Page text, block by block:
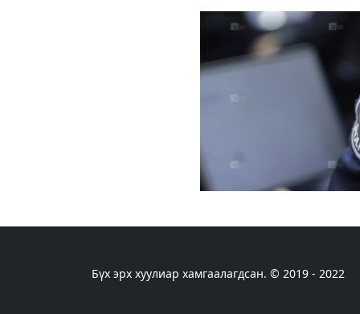
Бүх эрх хуулиар хамгаалагдсан. © 2019 - 2022